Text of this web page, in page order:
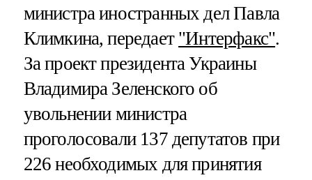
министра иностранных дел Павла
Климкина, передает "Интерфакс".
За проект президента Украины
Владимира Зеленского об
увольнении министра
проголосовали 137 депутатов при
226 необходимых для принятия